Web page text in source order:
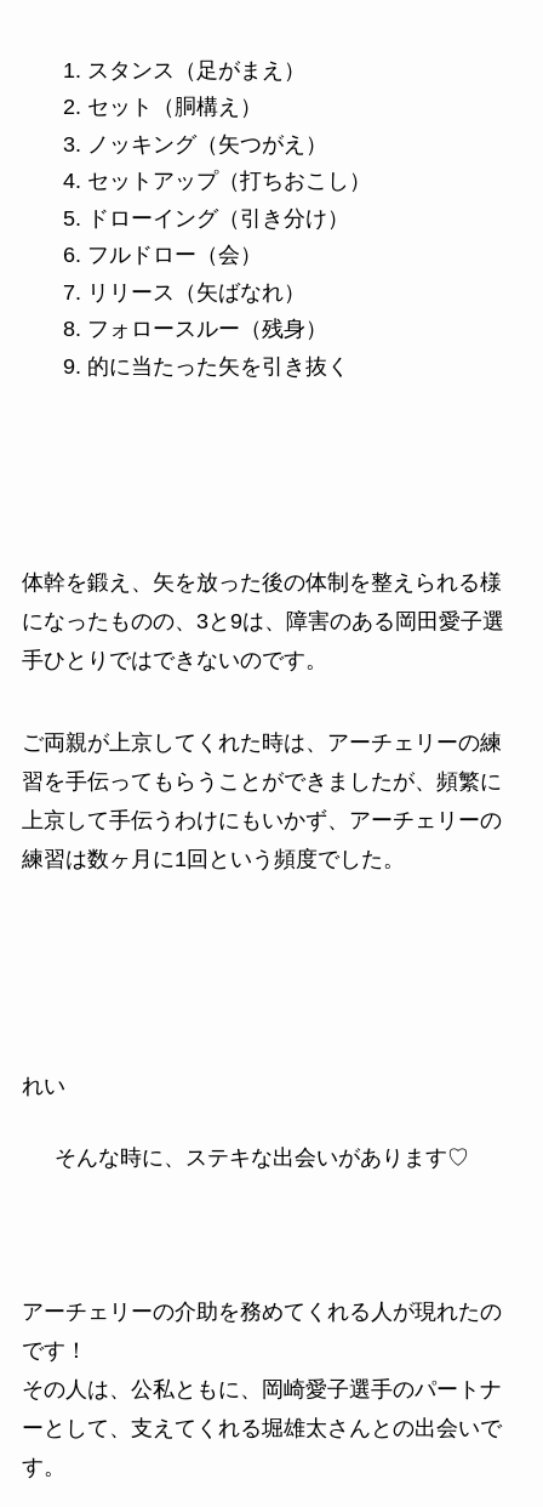
スタンス（足がまえ）
セット（胴構え）
ノッキング（矢つがえ）
セットアップ（打ちおこし）
ドローイング（引き分け）
フルドロー（会）
リリース（矢ばなれ）
フォロースルー（残身）
的に当たった矢を引き抜く
体幹を鍛え、矢を放った後の体制を整えられる様
になったものの、3と9は、障害のある岡田愛子選
手ひとりではできないのです。
ご両親が上京してくれた時は、アーチェリーの練
習を手伝ってもらうことができましたが、頻繁に
上京して手伝うわけにもいかず、アーチェリーの
練習は数ヶ月に1回という頻度でした。
れい
そんな時に、ステキな出会いがあります♡
アーチェリーの介助を務めてくれる人が現れたの
です！
その人は、公私ともに、岡崎愛子選手のパートナ
ーとして、支えてくれる堀雄太さんとの出会いで
す。